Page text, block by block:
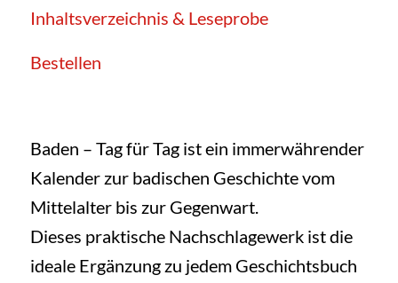
Inhaltsverzeichnis & Leseprobe
Bestellen
Baden – Tag für Tag ist ein immerwährender
Kalender zur badischen Geschichte vom
Mittelalter bis zur Gegenwart.
Dieses praktische Nachschlagewerk ist die
ideale Ergänzung zu jedem Geschichtsbuch